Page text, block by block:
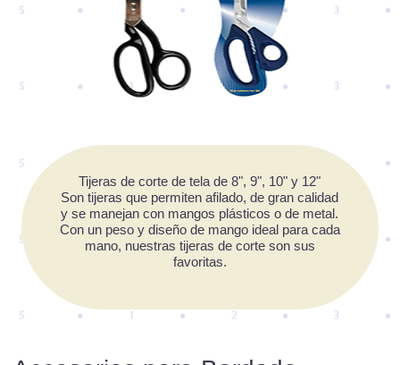
Tijeras de corte de tela de 8", 9", 10" y 12"
Son tijeras que permiten afilado, de gran calidad
y se manejan con mangos plásticos o de metal.
Con un peso y diseño de mango ideal para cada
mano, nuestras tijeras de corte son sus
favoritas.